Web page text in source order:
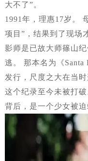
大不了”。
1991年，理惠17岁。
项目”，结果到了现场
影师是已故大师篠山
逃。 那本名为《Santa
发行，尺度之大在当
这个纪录至今未被打
背后，是一个少女被